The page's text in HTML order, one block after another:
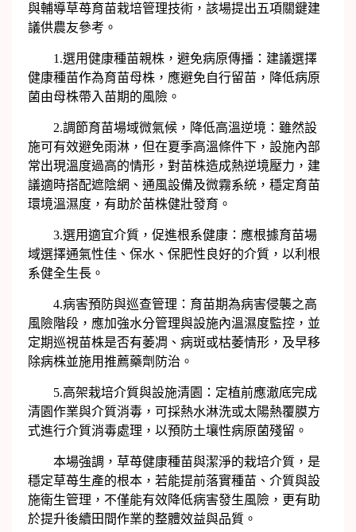
與輔導草苺育苗栽培管理技術，該場提出五項關鍵建
議供農友參考。
1.選用健康種苗親株，避免病原傳播：建議選擇
健康種苗作為育苗母株，應避免自行留苗，降低病原
菌由母株帶入苗期的風險。
2.調節育苗場域微氣候，降低高溫逆境：雖然設
施可有效避免雨淋，但在夏季高溫條件下，設施內部
常出現溫度過高的情形，對苗株造成熱逆境壓力，建
議適時搭配遮陰網、通風設備及微霧系統，穩定育苗
環境溫濕度，有助於苗株健壯發育。
3.選用適宜介質，促進根系健康：應根據育苗場
域選擇通氣性佳、保水、保肥性良好的介質，以利根
系健全生長。
4.病害預防與巡查管理：育苗期為病害侵襲之高
風險階段，應加強水分管理與設施內溫濕度監控，並
定期巡視苗株是否有萎凋、病斑或枯萎情形，及早移
除病株並施用推薦藥劑防治。
5.高架栽培介質與設施清園：定植前應澈底完成
清園作業與介質消毒，可採熱水淋洗或太陽熱覆膜方
式進行介質消毒處理，以預防土壤性病原菌殘留。
本場強調，草苺健康種苗與潔淨的栽培介質，是
穩定草苺生產的根本，若能提前落實種苗、介質與設
施衛生管理，不僅能有效降低病害發生風險，更有助
於提升後續田間作業的整體效益與品質。